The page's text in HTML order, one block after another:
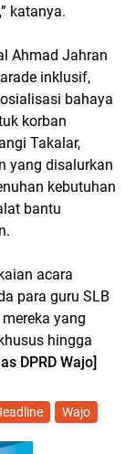
katanya.
Ahmad Jahran
inklusif,
bahaya
korban
Takalar,
yang disalurkan
kebutuhan
bantu
acara
para guru SLB
yang
hingga
DPRD Wajo]
Wajo